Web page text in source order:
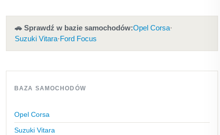
🚗 Sprawdź w bazie samochodów:Opel Corsa·
Suzuki Vitara·Ford Focus
BAZA SAMOCHODÓW
Opel Corsa
Suzuki Vitara